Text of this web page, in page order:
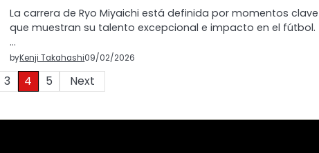
La carrera de Ryo Miyaichi está definida por momentos clave
que muestran su talento excepcional e impacto en el fútbol.
…
byKenji Takahashi09/02/2026
3 4 5 Next